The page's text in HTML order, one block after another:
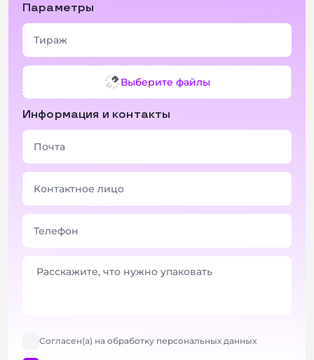
Параметры
Выберите файлы
Информация и контакты
Согласен(а) на обработку персональных данных